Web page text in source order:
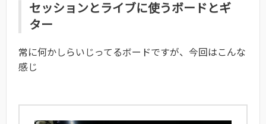
セッションとライブに使うボードとギ
ター
常に何かしらいじってるボードですが、今回はこんな
感じ